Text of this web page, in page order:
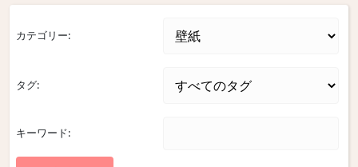
カテゴリー:
タグ:
キーワード: